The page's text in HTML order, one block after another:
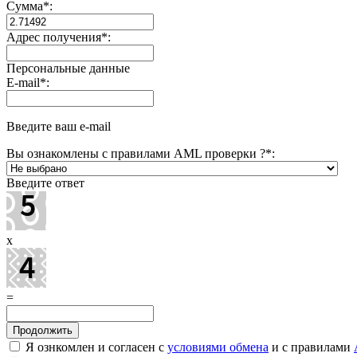
Сумма*:
Адрес получения*:
Персональные данные
E-mail*:
Введите ваш e-mail
Вы ознакомлены с правилами AML проверки ?*:
Введите ответ
x
=
Я ознкомлен и согласен с условиями обмена и с правилами